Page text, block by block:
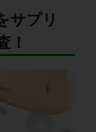
サプリ
！